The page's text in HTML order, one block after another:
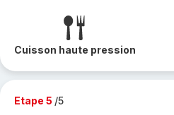
Cuisson haute pression
Etape 5 /5